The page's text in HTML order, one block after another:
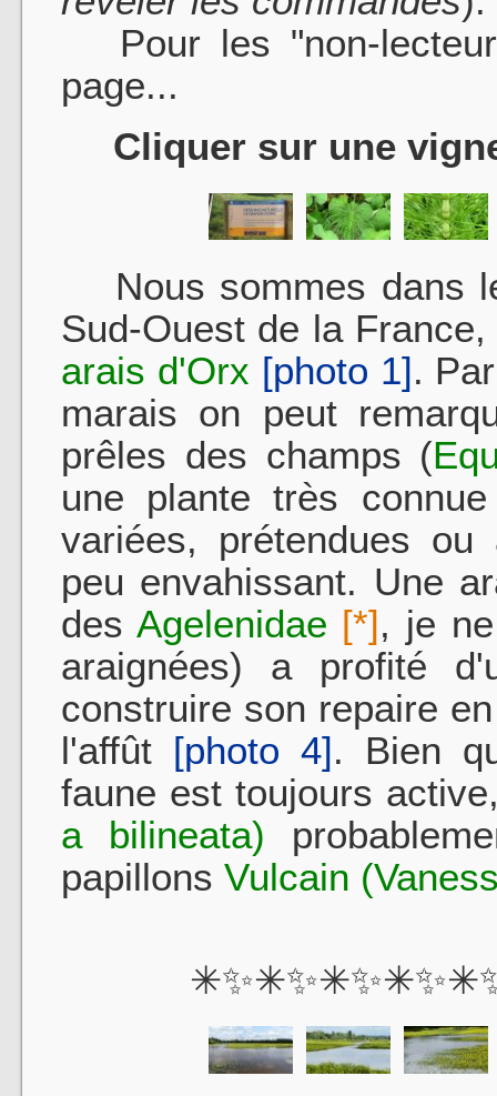
Pour les "non-
page...
Cliquer sur une
Nous sommes dans
Sud-Ouest de la
arais d'Orx [photo 1].
marais on peut
prêles des champs (
une plante très
variées, prétendues
peu envahissant. Une
des Agelenidae [*], je
araignées) a profité
construire son repaire
l'affût [photo 4]. Bien
faune est toujours
a bilineata)
papillons Vulcain